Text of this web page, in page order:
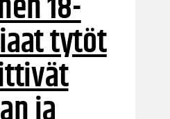
tytöt